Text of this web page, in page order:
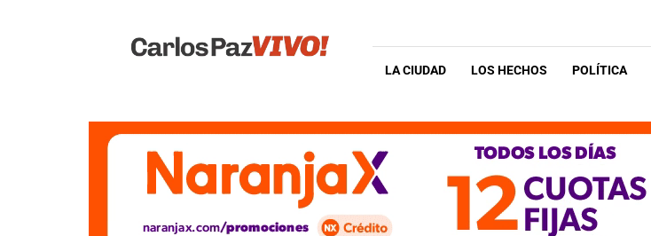
Vivo
LA CIUDAD LOS HECHOS POLÍTICA